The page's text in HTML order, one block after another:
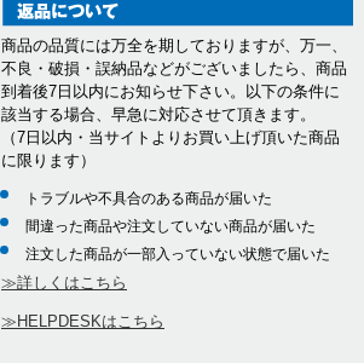
商品の品質には万全を期しておりますが、万一、
不良・破損・誤納品などがございましたら、商品
到着後7日以内にお知らせ下さい。以下の条件に
該当する場合、早急に対応させて頂きます。
（7日以内・当サイトよりお買い上げ頂いた商品
に限ります）
トラブルや不具合のある商品が届いた
間違った商品や注文していない商品が届いた
注文した商品が一部入っていない状態で届いた
≫詳しくはこちら
≫HELPDESKはこちら